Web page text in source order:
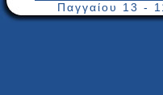
Παγγαίου 13 -